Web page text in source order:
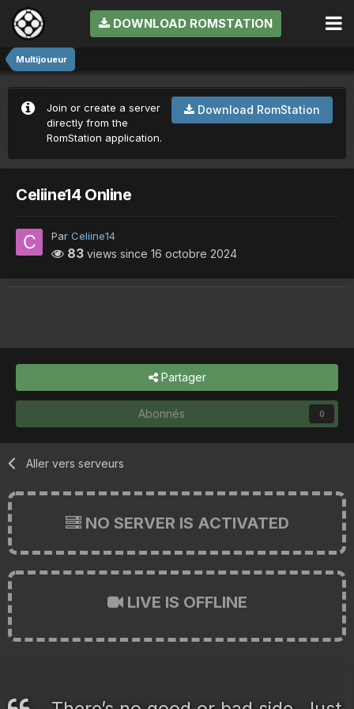
DOWNLOAD ROMSTATION
Multijoueur
Download RomStation
Join or create a server
directly from the
RomStation application.
Celiine14 Online
Par Celiine14
83 views since 16 octobre 2024
Partager
Abonnés 0
Aller vers serveurs
NO SERVER IS ACTIVATED
LIVE IS OFFLINE